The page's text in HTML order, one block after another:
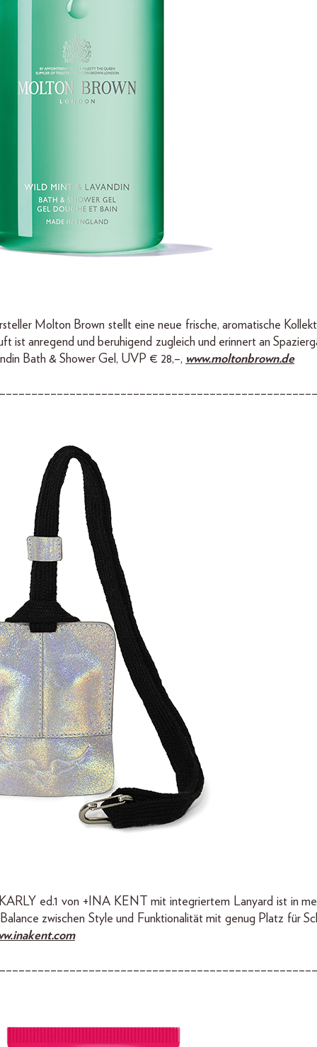
Molton Brown stellt eine neue frische, aromatische
ist anregend und beruhigend zugleich und erinnert an
Bath & Shower Gel, UVP € 28,–, www.moltonbrown.de
ed.1 von +INA KENT mit integriertem Lanyard ist in
zwischen Style und Funktio­nalität mit genug Platz für